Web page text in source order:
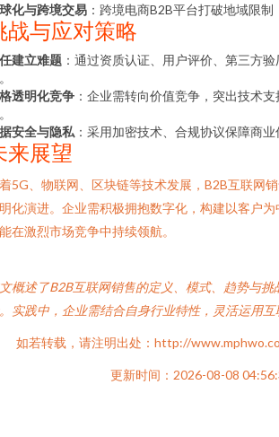
化与跨境交易 ：跨境电商B2B平台打破地域限制
战与应对策略
建立难题 ：通过资质认证、用户评价、第三方
透明化竞争 ：企业需转向价值竞争，突出技术
安全与隐私 ：采用加密技术、合规协议保障商业
来展望
5G、物联网、区块链等技术发展，B2B互联网
化演进。企业需积极拥抱数字化，构建以客户
在激烈市场竞争中持续领航。
概述了B2B互联网销售的定义、模式、趋势与
实践中，企业需结合自身行业特性，灵活运用
如若转载，请注明出处：http://
更新时间：2026-08-08